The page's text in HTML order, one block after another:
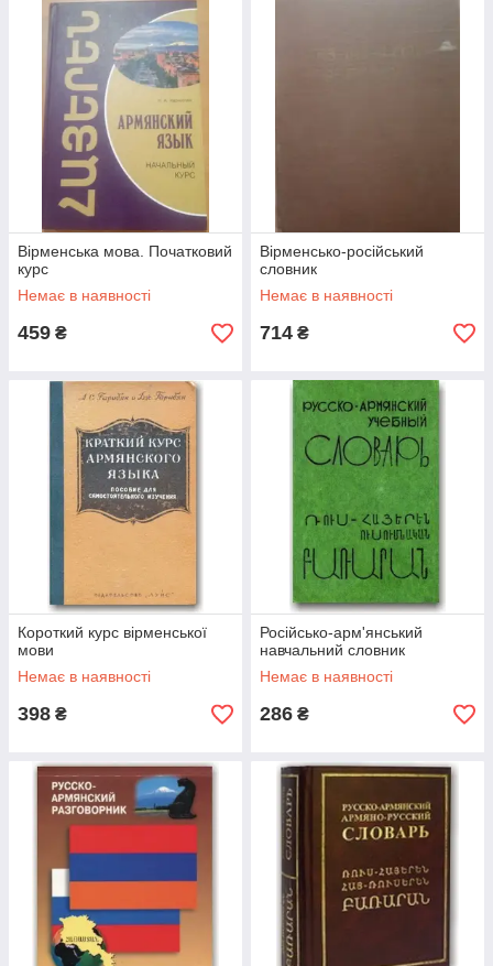
Вірменська мова. Початковий
курс
Немає в наявності
459 ₴
Вірменсько-російський
словник
Немає в наявності
714 ₴
Короткий курс вірменської
мови
Немає в наявності
398 ₴
Російсько-арм'янський
навчальний словник
Немає в наявності
286 ₴